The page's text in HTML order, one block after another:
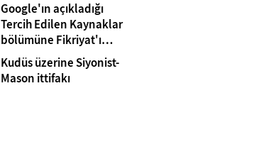
Google'ın açıkladığı
Tercih Edilen Kaynaklar
bölümüne Fikriyat'ı
eklemeyi unutmayın!
Kudüs üzerine Siyonist-
Mason ittifakı